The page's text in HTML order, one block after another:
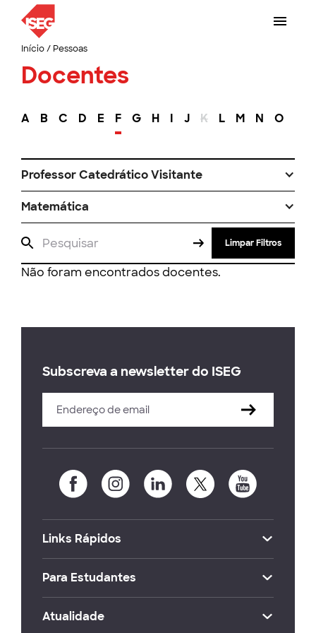
Início/ Pessoas
Docentes
A B C D E F G H I J K L M N O
Professor Catedrático Visitante
Matemática
Limpar Filtros
Não foram encontrados docentes.
Subscreva a newsletter do ISEG
Links Rápidos
Para Estudantes
Atualidade